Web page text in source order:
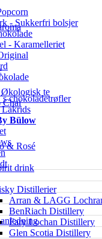
te
Chai
& Rosé
drink
Distillerier
Arran & LAGG
BenRiach Distillery
Fary Lochan Distillery
Glen Scotia Distillery
- Sukkerfri bolsjer
- Karamelleriet
chokoladetrøfler
Bülow